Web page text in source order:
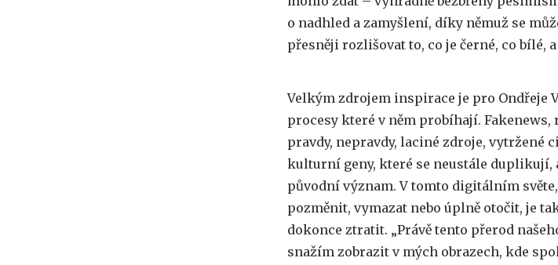
o nadhled a zamyšlení, díky němuž se
přesněji rozlišovat to, co je černé, co bílé,
Velkým zdrojem inspirace je pro Ondřeje
procesy které v něm probíhají.
pravdy, nepravdy, laciné zdroje, vytržené
kulturní geny, které se neustále duplikují,
původní význam. V tomto digitálním
pozměnit, vymazat nebo úplně otočit, je
dokonce ztratit. „Právě tento přerod
snažím zobrazit v mých obrazech, kde